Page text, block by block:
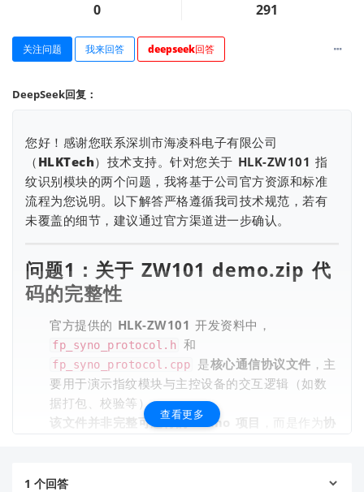
查看更多
0 291
关注问题 我来回答 deepseek回答
DeepSeek回复：
您好！感谢您联系深圳市海凌科电子有限公司
（HLKTech）技术支持。针对您关于 HLK-ZW101 指
纹识别模块的两个问题，我将基于公司官方资源和标准
流程为您说明。以下解答严格遵循我司技术规范，若有
未覆盖的细节，建议通过官方渠道进一步确认。
问题1：关于 ZW101 demo.zip 代
码的完整性
官方提供的 HLK-ZW101 开发资料中，
fp_syno_protocol.h 和
fp_syno_protocol.cpp 是核心通信协议文件 ，主
要用于演示指纹模块与主控设备的交互逻辑（如数
据打包、校验等）。
该文件并非完整可运行的 Demo 项目
，而是作为 协
查看更多
1 个回答